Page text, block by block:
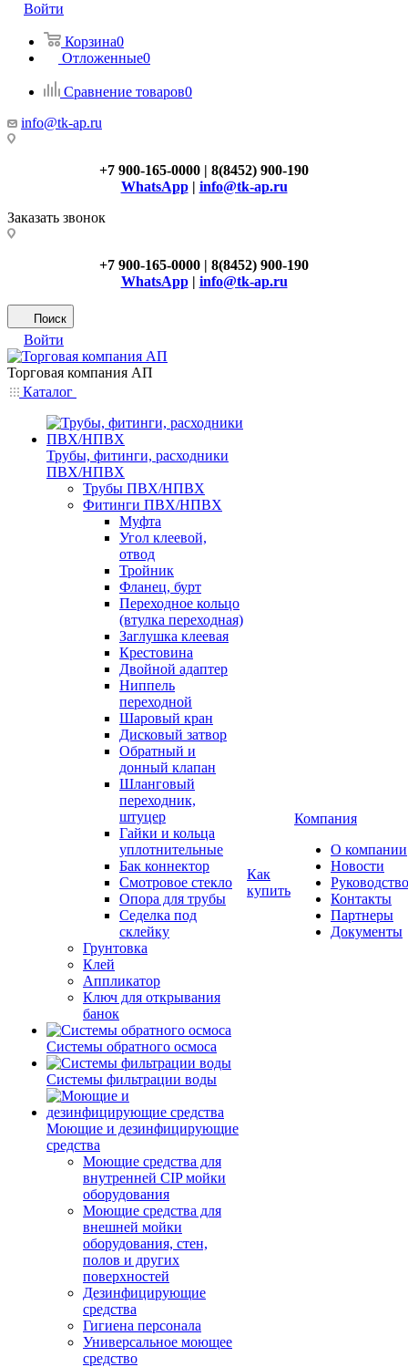
Войти
Корзина0
Отложенные0
Сравнение товаров0
info@tk-ap.ru
+7 900-165-0000 | 8(8452) 900-190
WhatsApp| info@tk-ap.ru
Заказать звонок
+7 900-165-0000 | 8(8452) 900-190
WhatsApp| info@tk-ap.ru
Поиск
Войти
Торговая компания АП
Каталог
Трубы, фитинги, расходники
ПВХ/НПВХ
Трубы ПВХ/НПВХ
Фитинги ПВХ/НПВХ
Муфта
Угол клеевой,
отвод
Тройник
Фланец, бурт
Переходное кольцо
(втулка переходная)
Заглушка клеевая
Крестовина
Двойной адаптер
Ниппель
переходной
Шаровый кран
Дисковый затвор
Обратный и
донный клапан
Шланговый
переходник,
штуцер
Гайки и кольца
уплотнительные
Бак коннектор
Смотровое стекло
Опора для трубы
Седелка под
склейку
Грунтовка
Клей
Аппликатор
Ключ для открывания
банок
Системы обратного осмоса
Системы фильтрации воды
Моющие и дезинфицирующие
средства
Моющие средства для
внутренней CIP мойки
оборудования
Моющие средства для
внешней мойки
оборудования, стен,
полов и других
поверхностей
Дезинфицирующие
средства
Гигиена персонала
Универсальное моющее
средство
Как
купить
Компания
О компании
Новости
Руководство
Контакты
Партнеры
Документы